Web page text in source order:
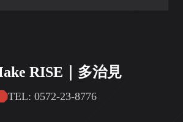
RISE｜多治見
TEL: 0572-23-8776